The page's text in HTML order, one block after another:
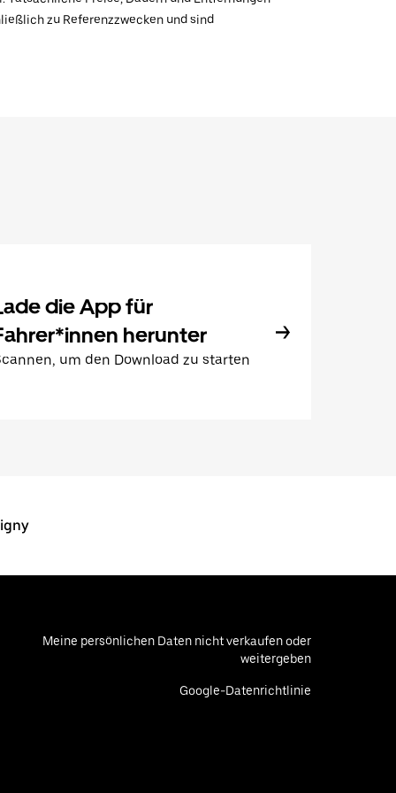
zu Referenzzwecken und sind
die App für
herunter
um den Download zu starten
Meine persönlichen Daten nicht verkaufen oder
weitergeben
Google-Datenrichtlinie